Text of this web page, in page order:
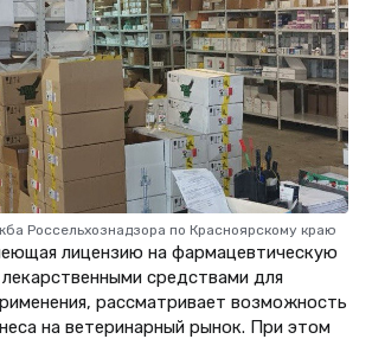
Россельхознадзора по Красноярскому краю
лицензию на фармацевтическую
средствами для
рассматривает возможность
на ветеринарный рынок. При этом